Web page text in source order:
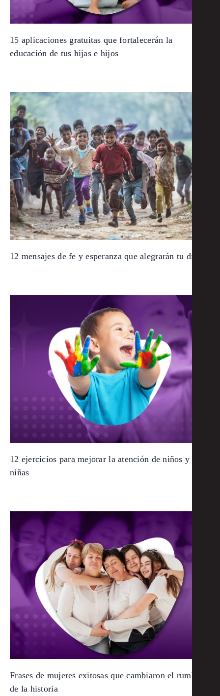
15 aplicaciones gratuitas que fortalecerán la
educación de tus hijas e hijos
12 mensajes de fe y esperanza que alegrarán tu día
12 ejercicios para mejorar la atención de niños y
niñas
Frases de mujeres exitosas que cambiaron el rumbo
de la historia